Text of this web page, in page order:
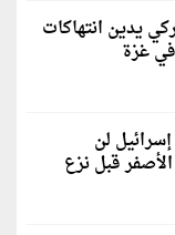
يدين انتهاكات
في غزة
لن
قبل نزع